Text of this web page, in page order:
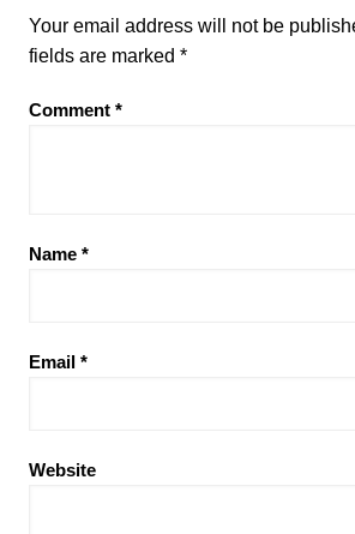
Your email address will not be
fields are marked *
Comment *
Name *
Email *
Website